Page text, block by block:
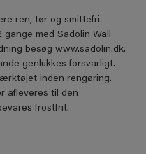
ren, tør og smittefri.
med Sadolin Wall
besøg www.sadolin.dk.
genlukkes forsvarligt.
inden rengøring.
afleveres til den
frostfrit.